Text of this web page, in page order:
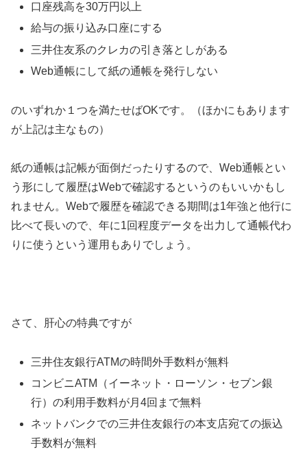
口座残高を30万円以上
給与の振り込み口座にする
三井住友系のクレカの引き落としがある
Web通帳にして紙の通帳を発行しない
のいずれか１つを満たせばOKです。（ほかにもあります
が上記は主なもの）
紙の通帳は記帳が面倒だったりするので、Web通帳とい
う形にして履歴はWebで確認するというのもいいかもし
れません。Webで履歴を確認できる期間は1年強と他行に
比べて長いので、年に1回程度データを出力して通帳代わ
りに使うという運用もありでしょう。
さて、肝心の特典ですが
三井住友銀行ATMの時間外手数料が無料
コンビニATM（イーネット・ローソン・セブン銀
行）の利用手数料が月4回まで無料
ネットバンクでの三井住友銀行の本支店宛ての振込
手数料が無料